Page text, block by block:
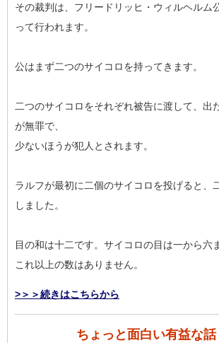
その裁判は、フリードリッヒ・ウィルヘルム
って行われます。
公はまず二つのサイコロを持ってきます。
二つのサイコロをそれぞれ被告に渡して、出
が無罪で、
少ないほうが犯人とされます。
ラルフが最初に二個のサイコロを投げると、
しました。
目の和は十二です。サイコロの目は一から六
これ以上の数はありません。
>＞＞続きはこちらから
ちょっと面白い有益な話